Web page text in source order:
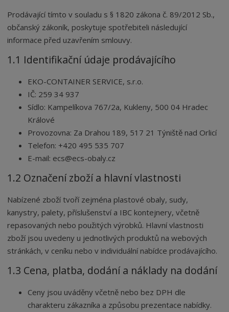
Prodávající tímto v souladu s § 1820 zákona č. 89/2012 Sb.,
občanský zákoník, poskytuje spotřebiteli následující
informace před uzavřením smlouvy.
1.1 Identifikační údaje prodávajícího
EKO-CONTAINER SERVICE, s.r.o.
IČ: 259 34 937
Sídlo: Kampelíkova 767/2a, Kukleny, 500 04 Hradec
Králové
Provozovna: Za Drahou 189, 517 21 Týniště nad Orlicí
Telefon: +420 495 535 707
E-mail: ecs@ecs-obaly.cz
1.2 Označení zboží a hlavní vlastnosti
Nabízené zboží tvoří zejména plastové obaly, sudy,
kanystry, palety, příslušenství a IBC kontejnery, včetně
repasovaných nebo použitých výrobků. Hlavní vlastnosti
zboží jsou uvedeny u jednotlivých produktů na webových
stránkách, v ceníku nebo v individuální nabídce prodávajícího.
1.3 Cena, platba, dodání a náklady na dodání
Ceny jsou uváděny včetně nebo bez DPH dle
charakteru zákazníka a způsobu prezentace nabídky.